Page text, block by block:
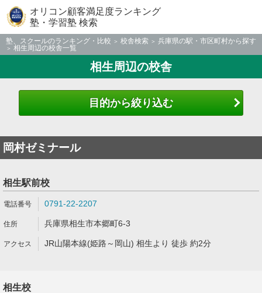
オリコン顧客満足度ランキング
塾・学習塾 検索
塾、スクールのランキング・比較 校舎検索
兵庫県の駅・市区町村から探す
相生周辺の校舎一覧
相生周辺の校舎
目的から絞り込む
岡村ゼミナール
相生駅前校
0791-22-2207
兵庫県相生市本郷町6-3
JR山陽本線(姫路～岡山) 相生より 徒歩 約2分
相生校